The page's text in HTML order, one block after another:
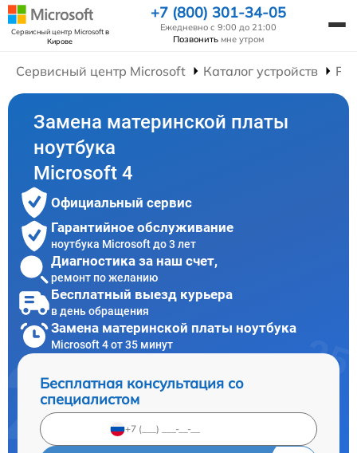
Сервисный центр Microsoftв
Кирове
+7 (800) 301-34-05
Ежедневно с 9:00 до 21:00
Позвонить мне утром
Сервисный центр Microsoft Каталог устройств
Замена материнской платы
ноутбука
Microsoft 4
Официальный сервис
Гарантийное обслуживание
ноутбука Microsoft до 3 лет
Диагностика за наш счет,
ремонт по желанию
Бесплатный выезд курьера
в день обращения
Замена материнской платы ноутбука
Microsoft 4 от 35 минут
Бесплатная консультация со
специалистом